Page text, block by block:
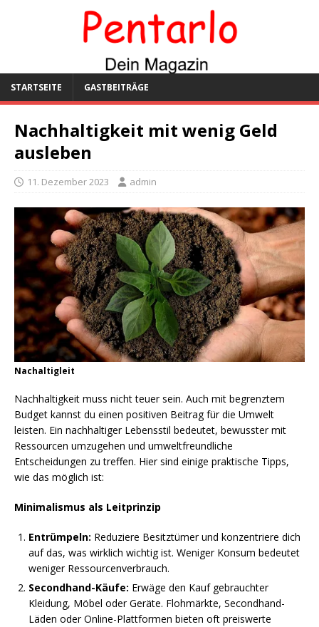
STARTSEITE GASTBEITRÄGE
Nachhaltigkeit mit wenig Geld
ausleben
11. Dezember 2023 admin
Nachaltigleit
Nachhaltigkeit muss nicht teuer sein. Auch mit begrenztem
Budget kannst du einen positiven Beitrag für die Umwelt
leisten. Ein nachhaltiger Lebensstil bedeutet, bewusster mit
Ressourcen umzugehen und umweltfreundliche
Entscheidungen zu treffen. Hier sind einige praktische Tipps,
wie das möglich ist:
Minimalismus als Leitprinzip
Entrümpeln: Reduziere Besitztümer und konzentriere dich
auf das, was wirklich wichtig ist. Weniger Konsum bedeutet
weniger Ressourcenverbrauch.
Secondhand-Käufe: Erwäge den Kauf gebrauchter
Kleidung, Möbel oder Geräte. Flohmärkte, Secondhand-
Läden oder Online-Plattformen bieten oft preiswerte